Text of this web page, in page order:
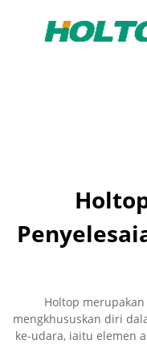
Holtop
mengkhususkan diri
ke-udara, iaitu elemen